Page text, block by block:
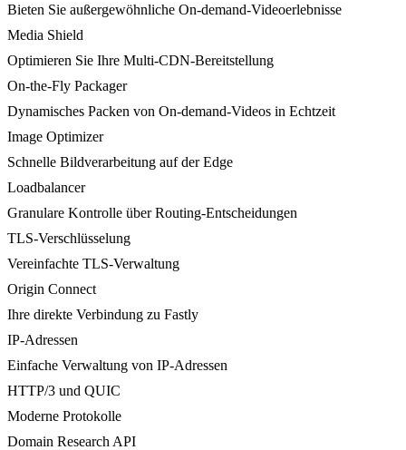
Bieten Sie außergewöhnliche On-demand-Videoerlebnisse
Media Shield
Optimieren Sie Ihre Multi-CDN-Bereitstellung
On-the-Fly Packager
Dynamisches Packen von On-demand-Videos in Echtzeit
Image Optimizer
Schnelle Bildverarbeitung auf der Edge
Loadbalancer
Granulare Kontrolle über Routing-Entscheidungen
TLS-Verschlüsselung
Vereinfachte TLS-Verwaltung
Origin Connect
Ihre direkte Verbindung zu Fastly
IP-Adressen
Einfache Verwaltung von IP-Adressen
HTTP/3 und QUIC
Moderne Protokolle
Domain Research API